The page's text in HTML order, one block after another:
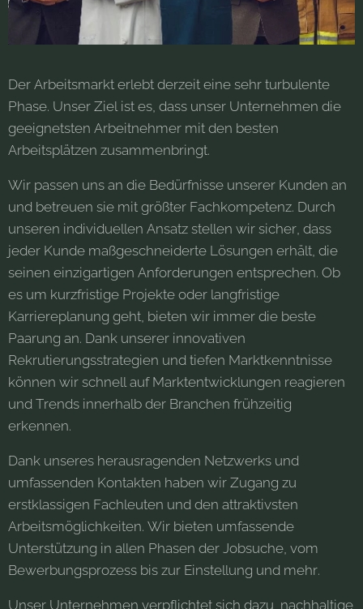
Der Arbeitsmarkt erlebt derzeit eine sehr turbulente
Phase. Unser Ziel ist es, dass unser Unternehmen die
geeignetsten Arbeitnehmer mit den besten
Arbeitsplätzen zusammenbringt.
Wir passen uns an die Bedürfnisse unserer Kunden an
und betreuen sie mit größter Fachkompetenz. Durch
unseren individuellen Ansatz stellen wir sicher, dass
jeder Kunde maßgeschneiderte Lösungen erhält, die
seinen einzigartigen Anforderungen entsprechen. Ob
es um kurzfristige Projekte oder langfristige
Karriereplanung geht, bieten wir immer die beste
Paarung an. Dank unserer innovativen
Rekrutierungsstrategien und tiefen Marktkenntnisse
können wir schnell auf Marktentwicklungen reagieren
und Trends innerhalb der Branchen frühzeitig
erkennen.
Dank unseres herausragenden Netzwerks und
umfassenden Kontakten haben wir Zugang zu
erstklassigen Fachleuten und den attraktivsten
Arbeitsmöglichkeiten. Wir bieten umfassende
Unterstützung in allen Phasen der Jobsuche, vom
Bewerbungsprozess bis zur Einstellung und mehr.
Unser Unternehmen verpflichtet sich dazu, nachhaltige